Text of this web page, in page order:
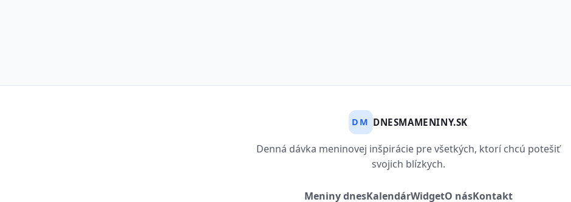
DM DNESMAMENINY.SK
Denná dávka meninovej inšpirácie pre všetkých, ktorí chcú potešiť
svojich blízkych.
Meniny dnesKalendárWidgetO násKontakt